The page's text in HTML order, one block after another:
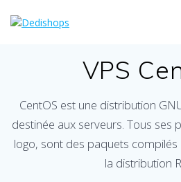
VPS
CentOS est une distribution
destinée aux serveurs. Tous ses
logo, sont des paquets
la distribution